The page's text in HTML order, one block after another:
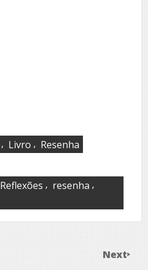
, Livro , Resenha
Reflexões , resenha ,
Next